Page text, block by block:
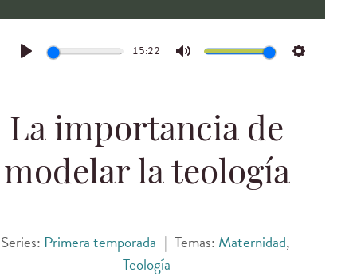
Play
15:22
Mute Settings
La importancia de
modelar la teología
Series: Primera temporada | Temas: Maternidad,
Teología